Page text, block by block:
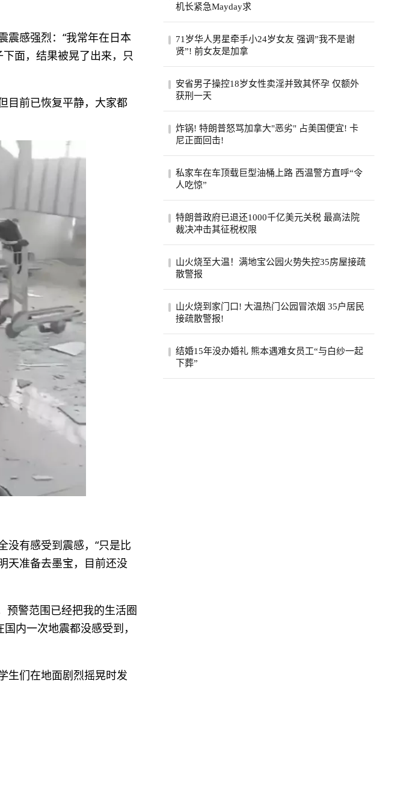
震感强烈：“我常年在日本
面，结果被晃了出来，只
目前已恢复平静，大家都
没有感受到震感，“只是比
天准备去墨宝，目前还没
预警范围已经把我的生活圈
内一次地震都没感受到，
生们在地面剧烈摇晃时发
机长紧急Mayday求
就要抵达目的地，机舱里却突然冒出烟味，
一号...
71岁华人男星牵手小24岁女友 强调”我不是谢
贤”! 前女友是加拿
顺手官宣了女友。女友陈苡㛤（童芯），比
安省男子操控18岁女性卖淫并致其怀孕 仅额外
获刑一天
卖淫并致其怀孕，被判处已羁押时间之外仅
炸锅! 特朗普怒骂加拿大"恶劣" 占美国便宜! 卡
尼正面回击!
将继续捍卫本国利益，同一天加美贸易官员
私家车在车顶载巨型油桶上路 西温警方直呼“令
人吃惊”
期间进行的一次罕见的交通拦截。西温警局
在社...
特朗普政府已退还1000千亿美元关税 最高法院
裁决冲击其征税权限
据国际紧急经济权力法所征税款的六成。最
山火烧至大温！满地宝公园火势失控35房屋接疏
散警报
发生山火，当局下午稍晚更新消息，称已有
山火烧到家门口! 大温热门公园冒浓烟 35户居民
接疏散警报!
火，安莫尔村35处房产接疏散警报。高压电
结婚15年没办婚礼 熊本遇难女员工“与白纱一起
下葬”